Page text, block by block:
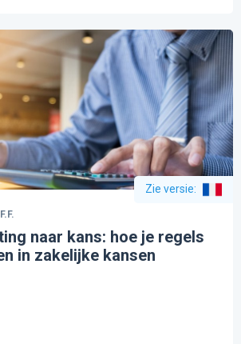
Zie versie:
naar kans: hoe je regels
in zakelijke kansen